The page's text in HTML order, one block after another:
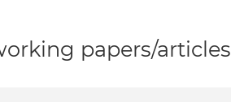
papers/articles